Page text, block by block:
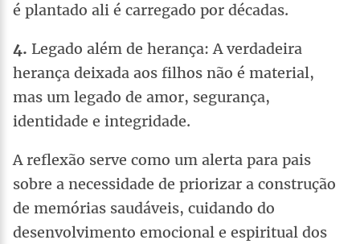
é plantado ali é carregado por décadas.
4. Legado além de herança: A verdadeira
herança deixada aos filhos não é material,
mas um legado de amor, segurança,
identidade e integridade.
A reflexão serve como um alerta para pais
sobre a necessidade de priorizar a construção
de memórias saudáveis, cuidando do
desenvolvimento emocional e espiritual dos